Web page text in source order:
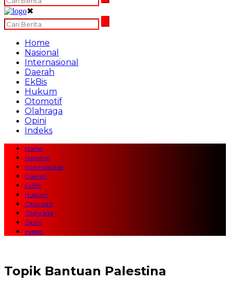
✖
Home
Nasional
Internasional
Daerah
EkBis
Hukum
Otomotif
Olahraga
Opini
Indeks
Home
Nasional
Internasional
Daerah
EkBis
Hukum
Otomotif
Olahraga
Opini
Indeks
Topik Bantuan Palestina